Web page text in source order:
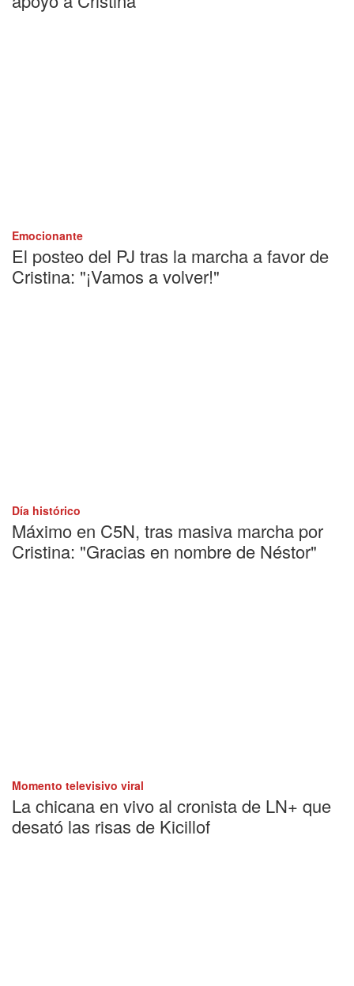
Emocionante
El posteo del PJ tras la marcha a favor de
Cristina: "¡Vamos a volver!"
Día histórico
Máximo en C5N, tras masiva marcha por
Cristina: "Gracias en nombre de Néstor"
Momento televisivo viral
La chicana en vivo al cronista de LN+ que
desató las risas de Kicillof